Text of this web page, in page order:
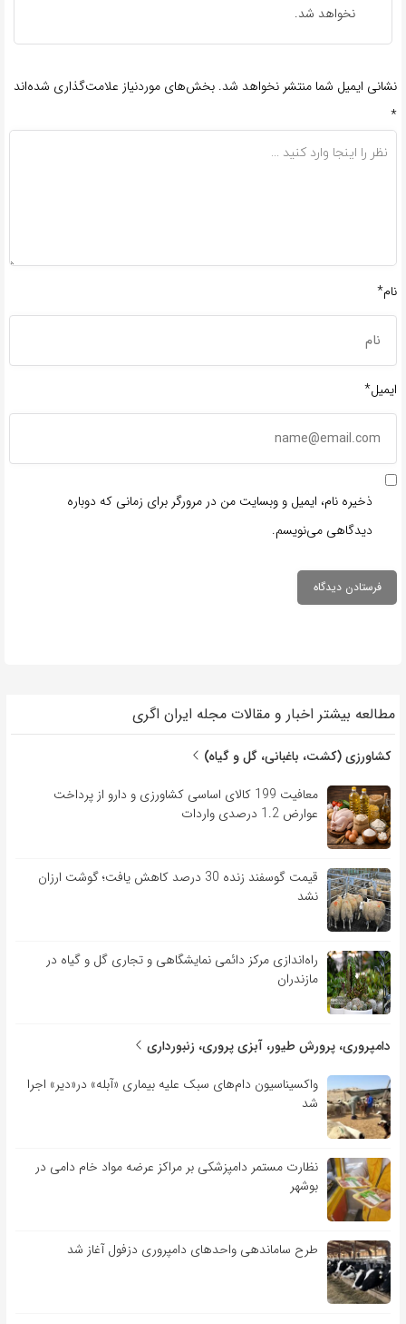
نخواهد شد.
نشانی ایمیل شما منتشر نخواهد شد. بخش‌های موردنیاز علامت‌گذاری شده‌اند
*
نام*
ایمیل*
ذخیره نام، ایمیل و وبسایت من در مرورگر برای زمانی که دوباره
دیدگاهی می‌نویسم.
مطالعه بیشتر اخبار و مقالات مجله ایران اگری
کشاورزی (کشت، باغبانی، گل و گیاه)
معافیت 199 کالای اساسی کشاورزی و دارو از پرداخت
عوارض 1.2 درصدی واردات
قیمت گوسفند زنده 30 درصد کاهش یافت؛ گوشت ارزان
نشد
راه‌اندازی مرکز دائمی نمایشگاهی و تجاری گل و گیاه در
مازندران
دامپروری، پرورش طیور، آبزی پروری، زنبورداری
واکسیناسیون دام‌های سبک علیه بیماری «آبله» در«دیر» اجرا
شد
نظارت مستمر دامپزشکی بر مراکز عرضه مواد خام دامی در
بوشهر
طرح ساماندهی واحدهای دامپروری دزفول آغاز شد